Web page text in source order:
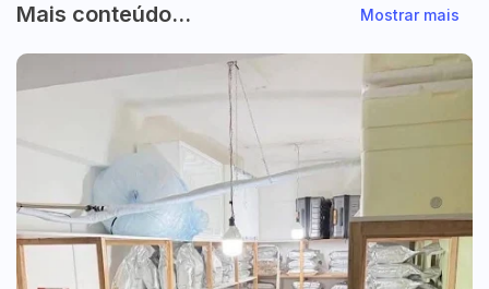
Mais conteúdo... Mostrar mais